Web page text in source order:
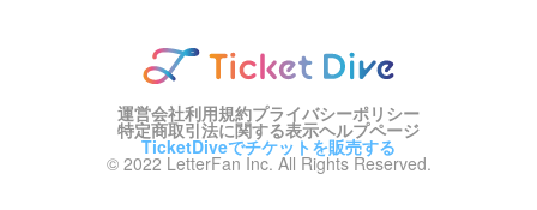
運営会社利用規約プライバシーポリシー
特定商取引法に関する表示ヘルプページ
TicketDiveでチケットを販売する
© 2022 LetterFan Inc. All Rights Reserved.